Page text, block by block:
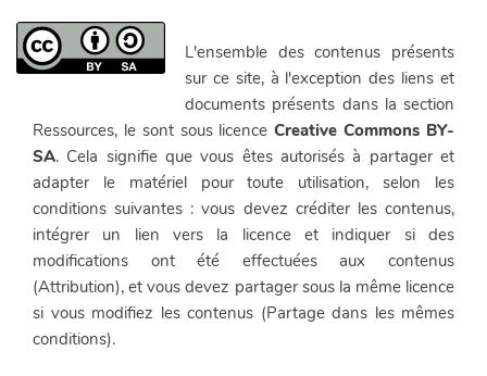
L'ensemble des contenus présents
sur ce site, à l'exception des liens et
documents présents dans la section
Ressources, le sont sous licenceCreative Commons BY-
SA. Cela signifie que vous êtes autorisés à partager et
adapter le matériel pour toute utilisation, selon les
conditions suivantes : vous devez créditer les contenus,
intégrer un lien vers la licence et indiquer si des
modifications ont été effectuées aux contenus
(Attribution), et vous devez partager sous la même licence
si vous modifiez les contenus (Partage dans les mêmes
conditions).